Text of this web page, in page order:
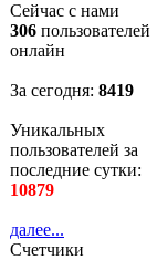
Сейчас с нами
306 пользователей
онлайн
За сегодня: 8419
Уникальных
пользователей за
последние сутки:
10879
далее...
Счетчики